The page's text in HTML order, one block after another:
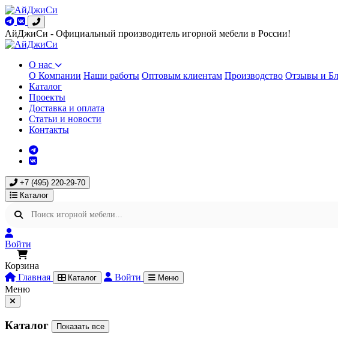
АйДжиСи - Официальный производитель игорной мебели в России!
О нас
О Компании Наши работы Оптовым клиентам Производство Отзывы и
Каталог
Проекты
Доставка и оплата
Статьи и новости
Контакты
+7 (495) 220-29-70
Каталог
Войти
Корзина
Главная
Каталог Войти Меню
Меню
Каталог Показать все